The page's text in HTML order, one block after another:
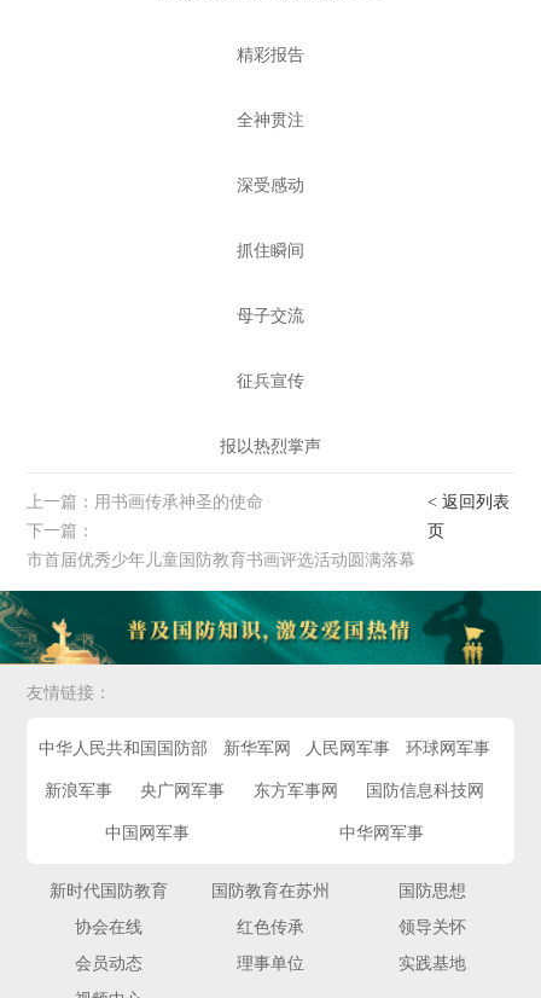
精彩报告
全神贯注
深受感动
抓住瞬间
母子交流
征兵宣传
报以热烈掌声
上一篇： 用书画传承神圣的使命
下一篇：
市首届优秀少年儿童国防教育书画评选活动圆满落幕
< 返回列表
页
友情链接：
中华人民共和国国防部 新华军网 人民网军事 环球网军事
新浪军事 央广网军事 东方军事网 国防信息科技网
中国网军事 中华网军事
新时代国防教育 国防教育在苏州
国防思想
协会在线
红色传承
领导关怀
会员动态
理事单位
实践基地